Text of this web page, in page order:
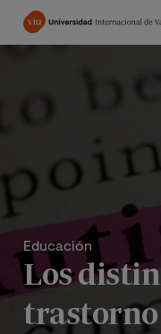
Pasar
Educación
Los
trastorno